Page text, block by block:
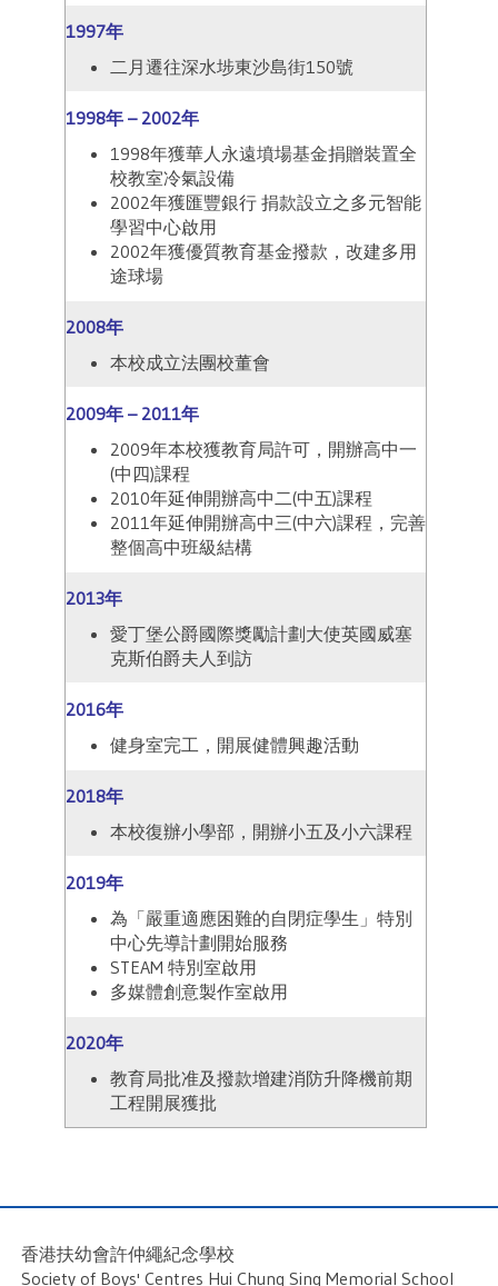
1997年
二月遷往深水埗東沙島街150號
1998年 – 2002年
1998年獲華人永遠墳場基金捐贈裝置全
校教室冷氣設備
2002年獲匯豐銀行 捐款設立之多元智能
學習中心啟用
2002年獲優質教育基金撥款，改建多用
途球場
2008年
本校成立法團校董會
2009年 – 2011年
2009年本校獲教育局許可，開辦高中一
(中四)課程
2010年延伸開辦高中二(中五)課程
2011年延伸開辦高中三(中六)課程，完善
整個高中班級結構
2013年
愛丁堡公爵國際獎勵計劃大使英國威塞
克斯伯爵夫人到訪
2016年
健身室完工，開展健體興趣活動
2018年
本校復辦小學部，開辦小五及小六課程
2019年
為「嚴重適應困難的自閉症學生」特別
中心先導計劃開始服務
STEAM 特別室啟用
多媒體創意製作室啟用
2020年
教育局批准及撥款增建消防升降機前期
工程開展獲批
香港扶幼會許仲繩紀念學校
Society of Boys' Centres Hui Chung Sing Memorial School